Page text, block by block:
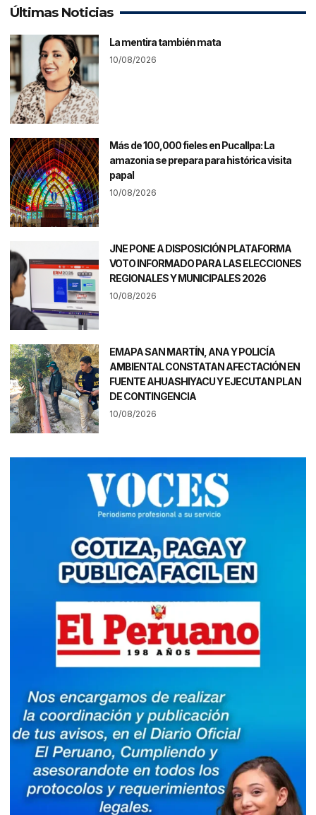
Últimas Noticias
La mentira también mata
10/08/2026
Más de 100,000 fieles en Pucallpa: La
amazonia se prepara para histórica visita
papal
10/08/2026
JNE PONE A DISPOSICIÓN PLATAFORMA
VOTO INFORMADO PARA LAS ELECCIONES
REGIONALES Y MUNICIPALES 2026
10/08/2026
EMAPA SAN MARTÍN, ANA Y POLICÍA
AMBIENTAL CONSTATAN AFECTACIÓN EN
FUENTE AHUASHIYACU Y EJECUTAN PLAN
DE CONTINGENCIA
10/08/2026